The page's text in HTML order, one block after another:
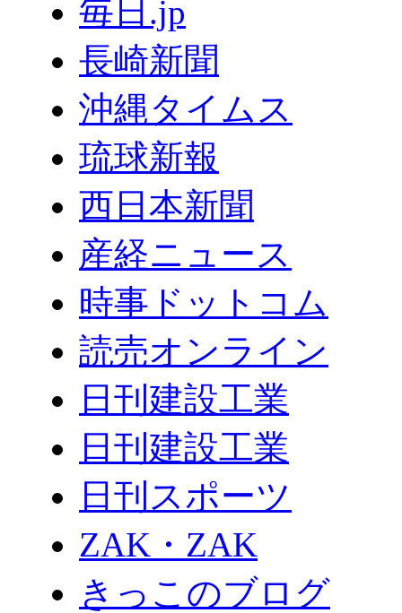
毎日.jp
長崎新聞
沖縄タイムス
琉球新報
西日本新聞
産経ニュース
時事ドットコム
読売オンライン
日刊建設工業
日刊建設工業
日刊スポーツ
ZAK・ZAK
きっこのブログ